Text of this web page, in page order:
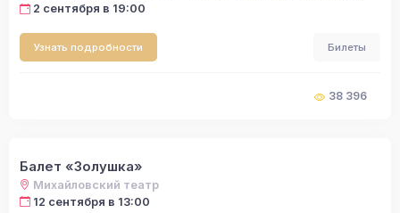
2 сентября в 19:00
Узнать подробности Билеты
38 396
Балет «Золушка»
Михайловский театр
12 сентября в 13:00